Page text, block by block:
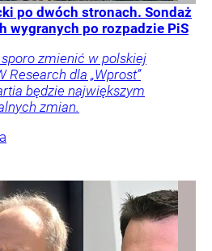
po dwóch stronach. Sondaż
wygranych po rozpadzie PiS
zmienić w polskiej
Research dla „Wprost”
będzie największym
zmian.